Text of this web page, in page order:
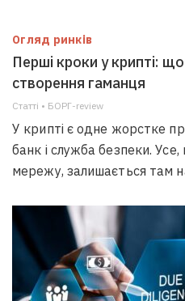
Огляд ринків
Перші кроки у крипті:
створення гаманця
Статті • БОРГ-review
У крипті є одне жорстке
банк і служба безпеки.
мережу, залишається там